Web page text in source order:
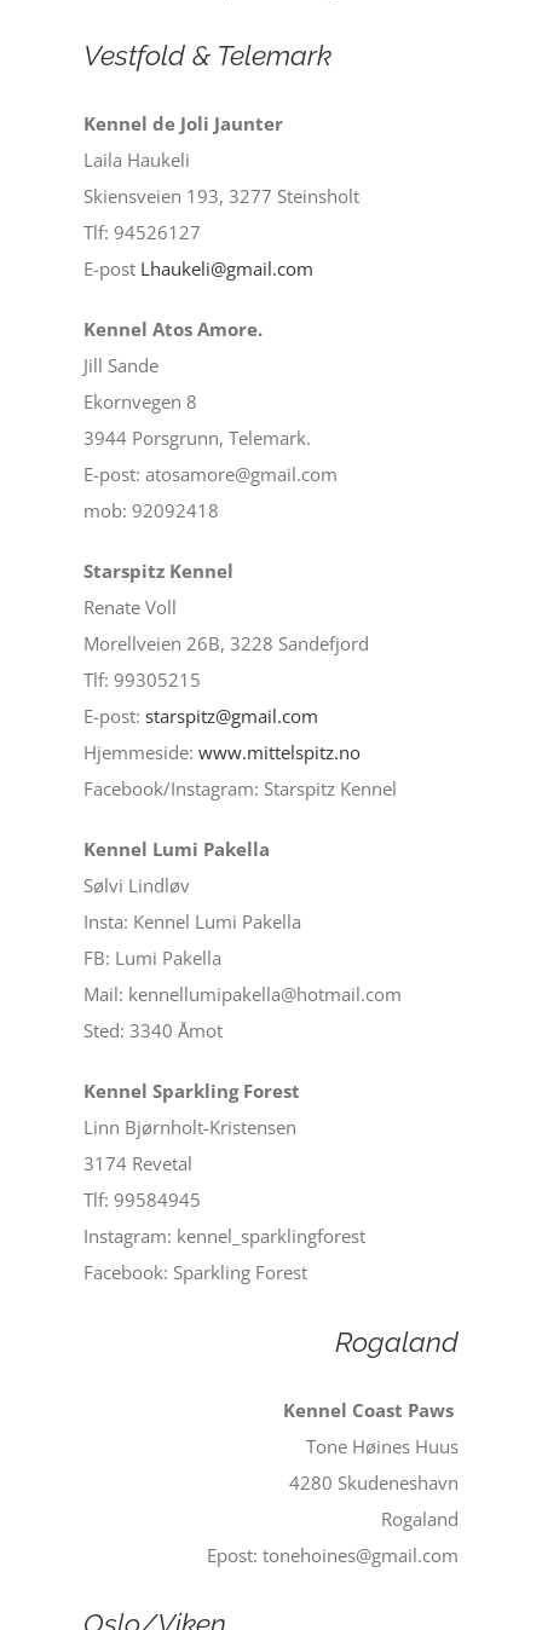
Vestfold & Telemark
Kennel de Joli Jaunter
Laila Haukeli
Skiensveien 193, 3277 Steinsholt
Tlf: 94526127
E-post Lhaukeli@gmail.com
Kennel Atos Amore.
Jill Sande
Ekornvegen 8
3944 Porsgrunn, Telemark.
E-post: atosamore@gmail.com
mob: 92092418
Starspitz Kennel
Renate Voll
Morellveien 26B, 3228 Sandefjord
Tlf: 99305215
E-post: starspitz@gmail.com
Hjemmeside: www.mittelspitz.no
Facebook/Instagram: Starspitz Kennel
Kennel Lumi Pakella
Sølvi Lindløv
Insta: Kennel Lumi Pakella
FB: Lumi Pakella
Mail: kennellumipakella@hotmail.com
Sted: 3340 Åmot
Kennel Sparkling Forest
Linn Bjørnholt-Kristensen
3174 Revetal
Tlf: 99584945
Instagram: kennel_sparklingforest
Facebook: Sparkling Forest
Rogaland
Kennel Coast Paws
Tone Høines Huus
4280 Skudeneshavn
Rogaland
Epost: tonehoines@gmail.com